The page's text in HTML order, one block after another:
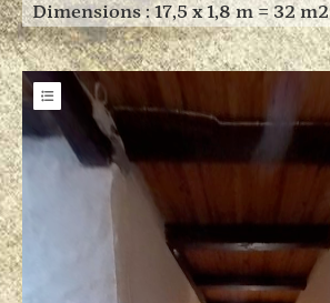
Dimensions : 17,5 x 1,8 m = 32 m2
Hotspot & Tour List